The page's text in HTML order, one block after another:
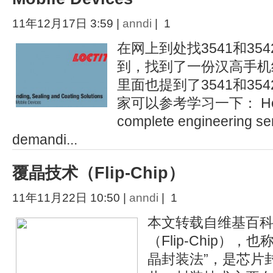
11年12月17日 3:59 | anndi | 1
在网上到处找3541和
到，找到了一份汉高手
里面也提到了3541和
家可以参考学习一下：
complete engineering
demandi...
覆晶技术（Flip-Chip）
11年11月22日 10:50 | anndi | 1
本文转载自维基百
（Flip-Chip），也
晶封装法”，是芯片